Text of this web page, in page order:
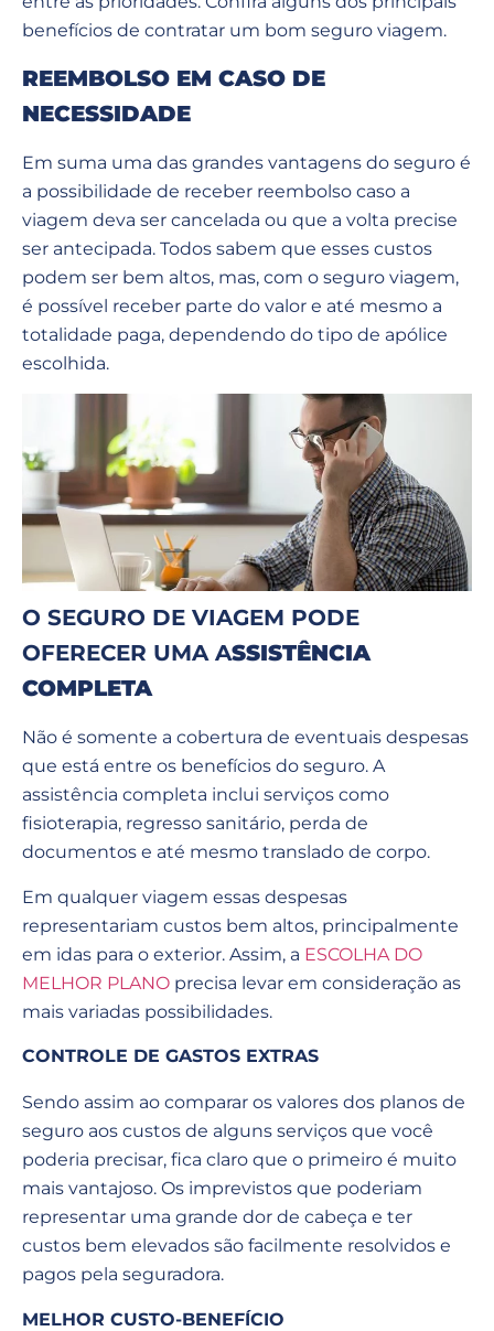
benefícios de contratar um bom seguro viagem.
REEMBOLSO EM CASO DE
NECESSIDADE
Em suma uma das grandes vantagens do seguro é
a possibilidade de receber reembolso caso a
viagem deva ser cancelada ou que a volta precise
ser antecipada. Todos sabem que esses custos
podem ser bem altos, mas, com o seguro viagem,
é possível receber parte do valor e até mesmo a
totalidade paga, dependendo do tipo de apólice
escolhida.
O SEGURO DE VIAGEM PODE
OFERECER UMA ASSISTÊNCIA
COMPLETA
Não é somente a cobertura de eventuais despesas
que está entre os benefícios do seguro. A
assistência completa inclui serviços como
fisioterapia, regresso sanitário, perda de
documentos e até mesmo translado de corpo.
Em qualquer viagem essas despesas
representariam custos bem altos, principalmente
em idas para o exterior. Assim, a ESCOLHA DO
MELHOR PLANO precisa levar em consideração as
mais variadas possibilidades.
CONTROLE DE GASTOS EXTRAS
Sendo assim ao comparar os valores dos planos de
seguro aos custos de alguns serviços que você
poderia precisar, fica claro que o primeiro é muito
mais vantajoso. Os imprevistos que poderiam
representar uma grande dor de cabeça e ter
custos bem elevados são facilmente resolvidos e
pagos pela seguradora.
MELHOR CUSTO-BENEFÍCIO